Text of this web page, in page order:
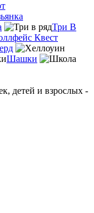
Три В
Квест
Шашки
детей и взрослых -